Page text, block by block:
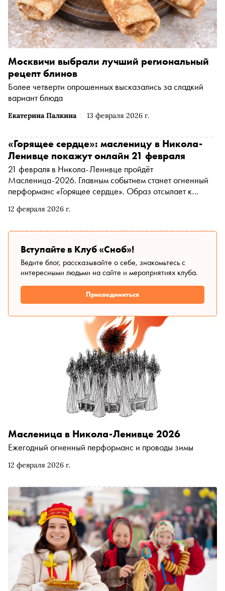
Екатерина Палкина 13 февраля 2026 г.
Москвичи выбрали лучший региональный
рецепт блинов
Более четверти опрошенных высказались за сладкий
вариант блюда
12 февраля 2026 г.
«Горящее сердце»: масленицу в Никола-
Ленивце покажут онлайн 21 февраля
21 февраля в Никола-Ленивце пройдёт
Масленица-2026. Главным событием станет огненный
перформанс «Горящее сердце». Образ отсылает к
превратил внутренний свет в пламя, чтобы осветить
Вступайте в Клуб «Сноб»!
Ведите блог, рассказывайте о себе, знакомьтесь с
интересными людьми на сайте и мероприятиях клуба.
Присоединиться
12 февраля 2026 г.
Масленица в Никола-Ленивце 2026
Ежегодный огненный перформанс и проводы зимы